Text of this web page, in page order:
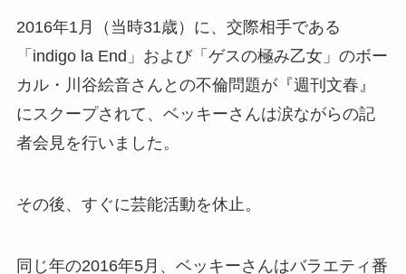
2016年1月（当時31歳）に、交際相手である
「indigo la End」および「ゲスの極み乙女」のボー
カル・川谷絵音さんとの不倫問題が『週刊文春』
にスクープされて、ベッキーさんは涙ながらの記
者会見を行いました。
その後、すぐに芸能活動を休止。
同じ年の2016年5月、ベッキーさんはバラエティ番